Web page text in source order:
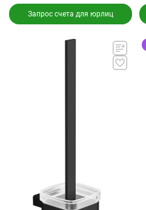
Запрос счета для юрлиц